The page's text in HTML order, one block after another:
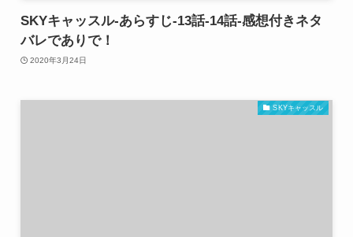
SKYキャッスル-あらすじ-13話-14話-感想付きネタ
バレでありで！
2020年3月24日
SKYキャッスル